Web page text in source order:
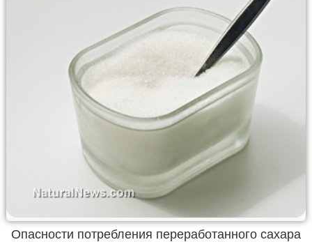
Опасности потребления переработанного сахара